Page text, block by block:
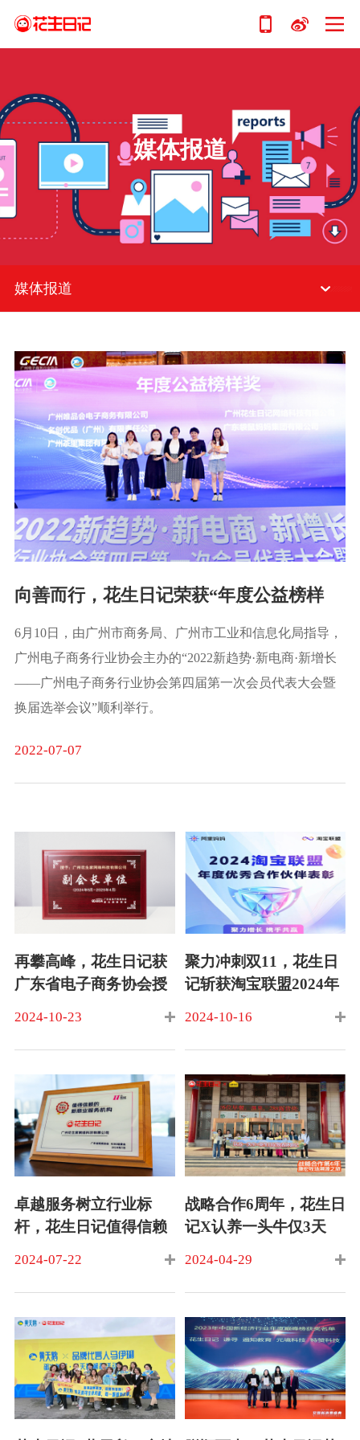
媒体报道
媒体报道
向善而行，花生日记荣获“年度公益榜样
6月10日，由广州市商务局、广州市工业和信息化局指导，
广州电子商务行业协会主办的“2022新趋势·新电商·新增长
——广州电子商务行业协会第四届第一次会员代表大会暨
换届选举会议”顺利举行。
2022-07-07
再攀高峰，花生日记获
广东省电子商务协会授
2024-10-23
聚力冲刺双11，花生日
记斩获淘宝联盟2024年
2024-10-16
卓越服务树立行业标
杆，花生日记值得信赖
2024-07-22
战略合作6周年，花生日
记X认养一头牛仅3天
2024-04-29